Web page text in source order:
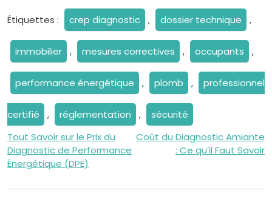
Étiquettes : crep diagnostic , dossier technique ,
immobilier , mesures correctives , occupants ,
performance énergétique , plomb , professionnel
certifié , réglementation , sécurité
Navigation
de
l’article
Tout Savoir sur le Prix du
Diagnostic de Performance
Énergétique (DPE)
Coût du Diagnostic Amiante
: Ce qu’il Faut Savoir